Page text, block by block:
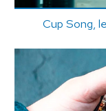
Cup Song,